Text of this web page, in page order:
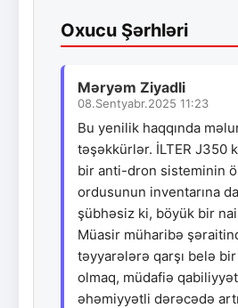
Oxucu Şərhləri
Məryəm Ziyadli
08.Sentyabr.2025 11:23
Bu yenilik haqqında
təşəkkürlər. İLTER J350
bir anti-dron sisteminin
ordusunun inventarına
şübhəsiz ki, böyük bir
Müasir müharibə
təyyarələrə qarşı belə
olmaq, müdafiə
əhəmiyyətli dərəcədə